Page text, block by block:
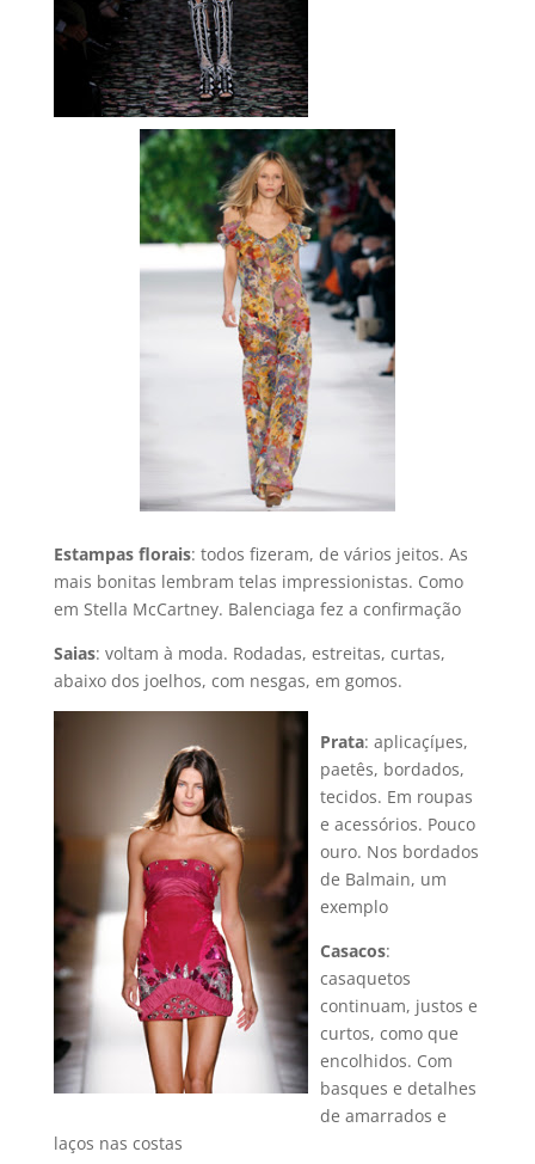
Estampas florais: todos fizeram, de vários jeitos. As
mais bonitas lembram telas impressionistas. Como
em Stella McCartney. Balenciaga fez a confirmação
Saias: voltam à moda. Rodadas, estreitas, curtas,
abaixo dos joelhos, com nesgas, em gomos.
Prata: aplicaçíµes,
paetês, bordados,
tecidos. Em roupas
e acessórios. Pouco
ouro. Nos bordados
de Balmain, um
exemplo
Casacos:
casaquetos
continuam, justos e
curtos, como que
encolhidos. Com
basques e detalhes
de amarrados e
laços nas costas